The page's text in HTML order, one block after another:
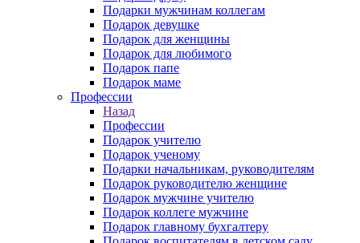
Подарки мужчинам коллегам
Подарок девушке
Подарок для женщины
Подарок для любимого
Подарок папе
Подарок маме
Профессии
Назад
Профессии
Подарок учителю
Подарок ученому
Подарки начальникам, руководителям
Подарок руководителю женщине
Подарок мужчине учителю
Подарок коллеге мужчине
Подарок главному бухгалтеру